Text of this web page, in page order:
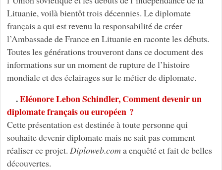
Lituanie, voilà bientôt trois décennies. Le diplomate
français a qui est revenu la responsabilité de créer
l’Ambassade de France en Lituanie en raconte les débuts.
Toutes les générations trouveront dans ce document des
informations sur un moment de rupture de l’histoire
mondiale et des éclairages sur le métier de diplomate.
.Eléonore Lebon Schindler, Comment devenir un
diplomate français ou européen ?
Cette présentation est destinée à toute personne qui
souhaite devenir diplomate mais ne sait pas comment
réaliser ce projet. Diploweb.coma enquêté et fait de belles
découvertes.